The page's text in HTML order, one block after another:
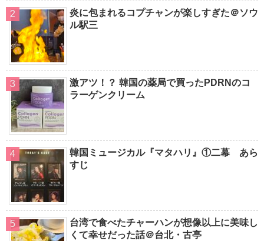
炎に包まれるコプチャンが楽しすぎた＠ソウ
ル駅三
激アツ！？ 韓国の薬局で買ったPDRNのコ
ラーゲンクリーム
韓国ミュージカル『マタハリ』①二幕 あら
すじ
台湾で食べたチャーハンが想像以上に美味し
くて幸せだった話＠台北・古亭